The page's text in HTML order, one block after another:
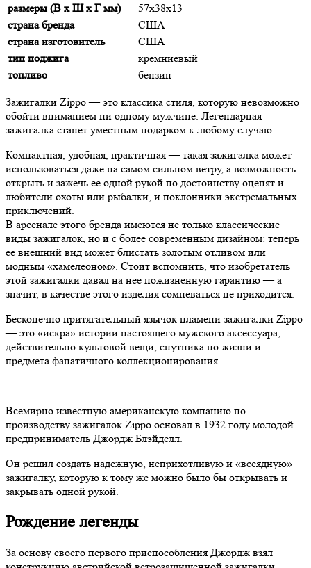
размеры (В х Ш х Г мм)
57х38х13
страна бренда
США
страна изготовитель
США
тип поджига
кремниевый
топливо
бензин
Зажигалки Zippo — это классика стиля, которую невозможно
обойти вниманием ни одному мужчине. Легендарная
зажигалка станет уместным подарком к любому случаю.
Компактная, удобная, практичная — такая зажигалка может
использоваться даже на самом сильном ветру, а возможность
открыть и зажечь ее одной рукой по достоинству оценят и
любители охоты или рыбалки, и поклонники экстремальных
приключений.
В арсенале этого бренда имеются не только классические
виды зажигалок, но и с более современным дизайном: теперь
ее внешний вид может блистать золотым отливом или
модным «хамелеоном». Стоит вспомнить, что изобретатель
этой зажигалки давал на нее пожизненную гарантию — а
значит, в качестве этого изделия сомневаться не приходится.
Бесконечно притягательный язычок пламени зажигалки Zippo
— это «искра» истории настоящего мужского аксессуара,
действительно культовой вещи, спутника по жизни и
предмета фанатичного коллекционирования.
Всемирно известную американскую компанию по
производству зажигалок Zippo основал в 1932 году молодой
предприниматель Джордж Блэйделл.
Он решил создать надежную, неприхотливую и «всеядную»
зажигалку, которую к тому же можно было бы открывать и
закрывать одной рукой.
Рождение легенды
За основу своего первого приспособления Джордж взял